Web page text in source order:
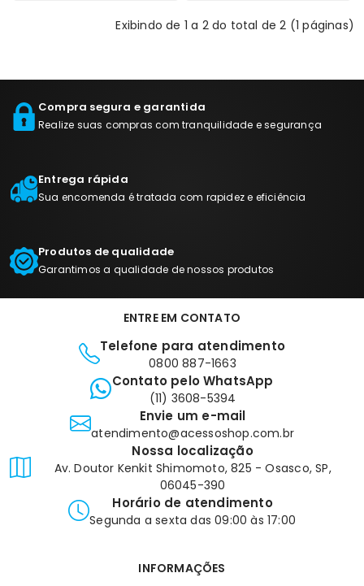
Exibindo de 1 a 2 do total de 2 (1 páginas)
Compra segura e garantida
Realize suas compras com tranquilidade e segurança
Entrega rápida
Sua encomenda é tratada com rapidez e eficiência
Produtos de qualidade
Garantimos a qualidade de nossos produtos
ENTRE EM CONTATO
Telefone para atendimento
0800 887-1663
Contato pelo WhatsApp
(11) 3608-5394
Envie um e-mail
atendimento@acessoshop.com.br
Nossa localização
Av. Doutor Kenkit Shimomoto, 825 - Osasco, SP,
06045-390
Horário de atendimento
Segunda a sexta das 09:00 às 17:00
INFORMAÇÕES